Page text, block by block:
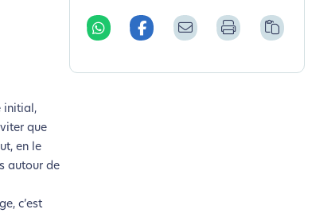
initial,
que
en le
autour de
c’est